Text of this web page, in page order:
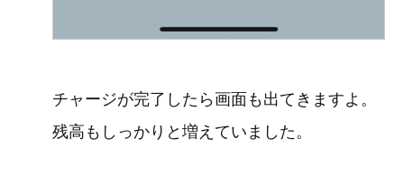
チャージが完了したら画面も出てきますよ。
残高もしっかりと増えていました。